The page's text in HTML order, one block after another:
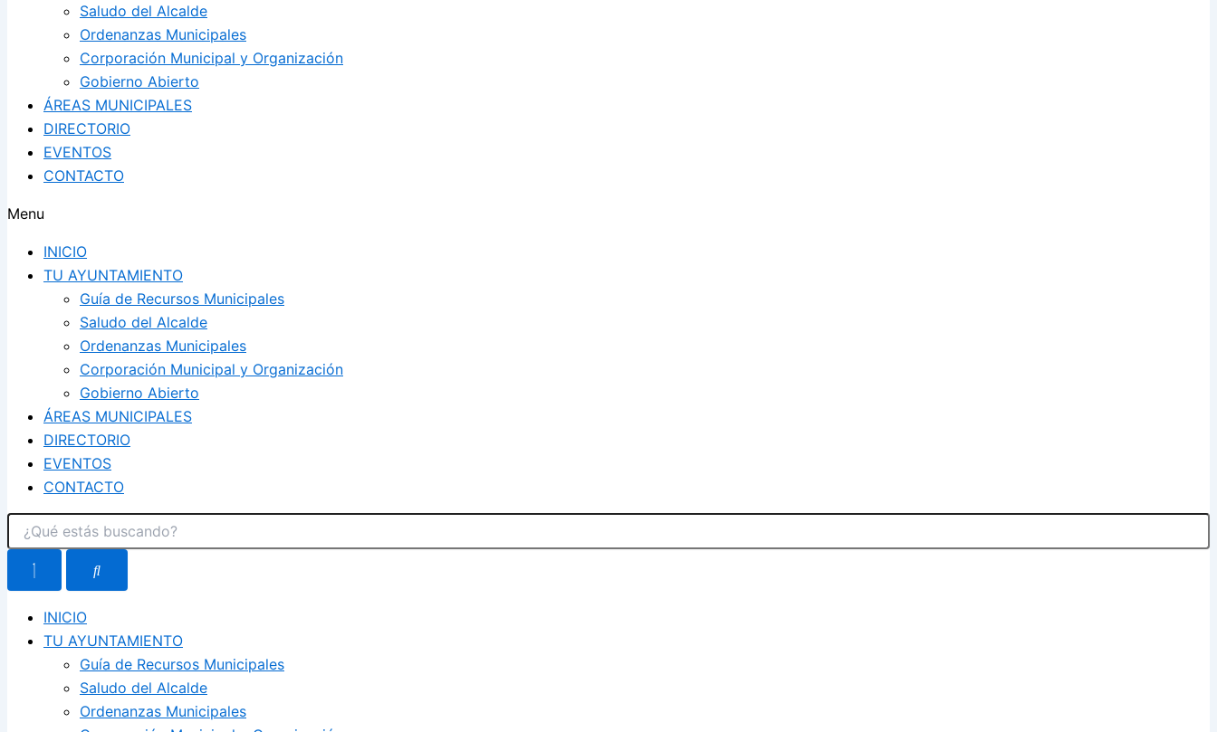
Saludo del Alcalde
Ordenanzas Municipales
Corporación Municipal y Organización
Gobierno Abierto
ÁREAS MUNICIPALES
DIRECTORIO
EVENTOS
CONTACTO
Menu
INICIO
TU AYUNTAMIENTO
Guía de Recursos Municipales
Saludo del Alcalde
Ordenanzas Municipales
Corporación Municipal y Organización
Gobierno Abierto
ÁREAS MUNICIPALES
DIRECTORIO
EVENTOS
CONTACTO
INICIO
TU AYUNTAMIENTO
Guía de Recursos Municipales
Saludo del Alcalde
Ordenanzas Municipales